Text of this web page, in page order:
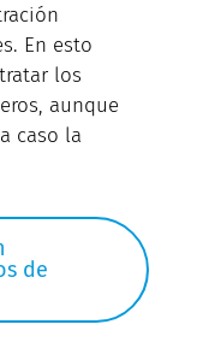
En esto
los
aunque
caso la
de